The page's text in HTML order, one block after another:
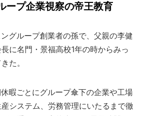
ープ企業視察の帝王教育
グループ創業者の孫で、父親の李健
に名門・景福高校1年の時からみっ
た。
暇ごとにグループ傘下の企業や工場
システム、労務管理にいたるまで徹